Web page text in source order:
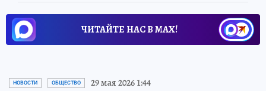
ЧИТАЙТЕ НАС В МАХ!
НОВОСТИ ОБЩЕСТВО 29 мая 2026 1:44